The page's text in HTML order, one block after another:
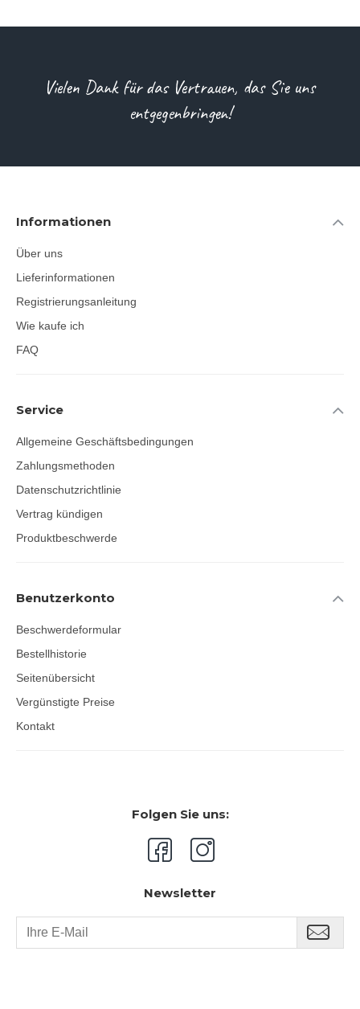
Vielen Dank für das Vertrauen, das Sie uns
entgegenbringen!
Informationen
Über uns
Lieferinformationen
Registrierungsanleitung
Wie kaufe ich
FAQ
Service
Allgemeine Geschäftsbedingungen
Zahlungsmethoden
Datenschutzrichtlinie
Vertrag kündigen
Produktbeschwerde
Benutzerkonto
Beschwerdeformular
Bestellhistorie
Seitenübersicht
Vergünstigte Preise
Kontakt
Folgen Sie uns:
Newsletter